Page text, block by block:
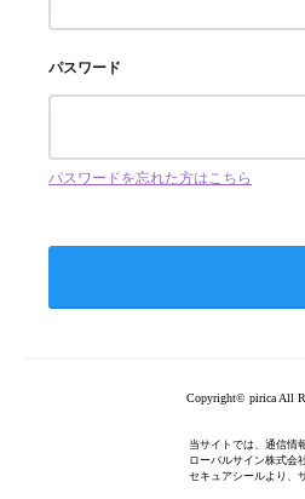
パスワード
パスワードを忘れた方はこちら
Copyright© pirica All
当サイトでは、通信情
ローバルサイン株式会
セキュアシールより、